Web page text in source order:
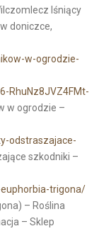
lśniący
doniczce,
w-ogrodzie-
RhuNz8JVZ4FMt-
w ogrodzie –
odstraszajace-
szkodniki –
trigona/
– Roślina
– Sklep